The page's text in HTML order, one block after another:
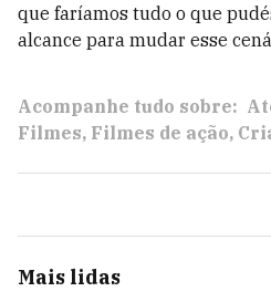
que faríamos tudo o que
alcance para mudar esse
Acompanhe tudo sobre:
Filmes Filmes de ação
Mais lidas